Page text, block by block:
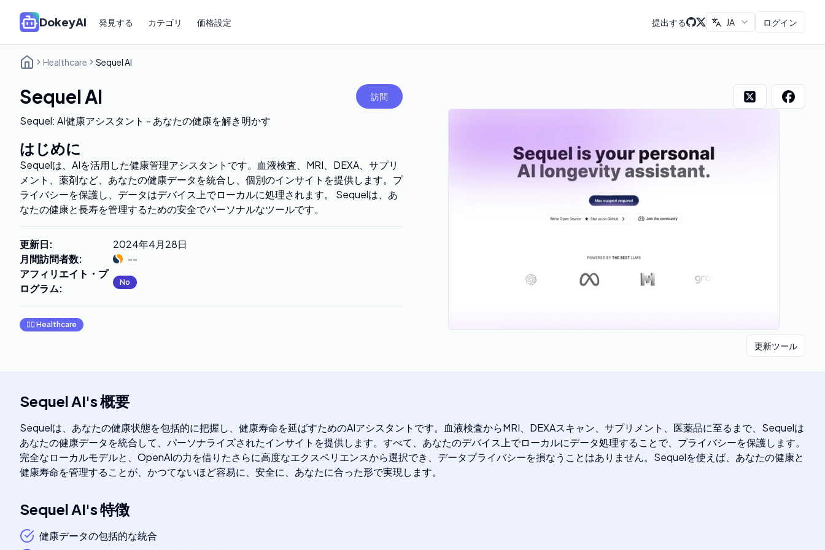
DokeyAI 発見する カテゴリ 価格設定 提出する JA ログイン
Healthcare Sequel AI
Sequel AI 訪問
Sequel: AI健康アシスタント - あなたの健康を解き明かす
はじめに
Sequelは、AIを活用した健康管理アシスタントです。血液検査、MRI、DEXA、サプリ
メント、薬剤など、あなたの健康データを統合し、個別のインサイトを提供します。プ
ライバシーを保護し、データはデバイス上でローカルに処理されます。 Sequelは、あ
なたの健康と長寿を管理するための安全でパーソナルなツールです。
更新日:
2024年4月28日
月間訪問者数:
--
アフィリエイト・プ
ログラム: No
👩‍⚕️ Healthcare
更新ツール
Sequel AI's概要
Sequelは、あなたの健康状態を包括的に把握し、健康寿命を延ばすためのAIアシスタントです。血液検査からMRI、DEXAスキャン、サプリメント、医薬品に至るまで、Sequelは
あなたの健康データを統合して、パーソナライズされたインサイトを提供します。すべて、あなたのデバイス上でローカルにデータ処理することで、プライバシーを保護します。
完全なローカルモデルと、OpenAIの力を借りたさらに高度なエクスペリエンスから選択でき、データプライバシーを損なうことはありません。Sequelを使えば、あなたの健康と
健康寿命を管理することが、かつてないほど容易に、安全に、あなたに合った形で実現します。
Sequel AI's特徴
健康データの包括的な統合